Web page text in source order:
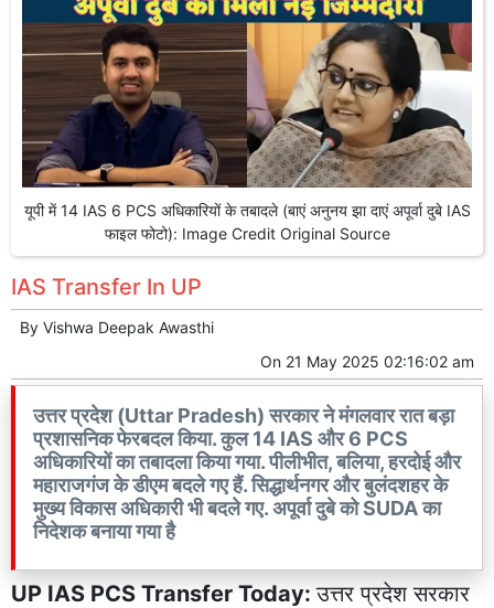
यूपी में 14 IAS 6 PCS अधिकारियों के तबादले (बाएं अनुनय झा दाएं अपूर्वा दुबे IAS
फाइल फोटो): Image Credit Original Source
IAS Transfer In UP
By Vishwa Deepak Awasthi
On 21 May 2025 02:16:02 am
उत्तर प्रदेश (Uttar Pradesh) सरकार ने मंगलवार रात बड़ा
प्रशासनिक फेरबदल किया. कुल 14 IAS और 6 PCS
अधिकारियों का तबादला किया गया. पीलीभीत, बलिया, हरदोई और
महाराजगंज के डीएम बदले गए हैं. सिद्धार्थनगर और बुलंदशहर के
मुख्य विकास अधिकारी भी बदले गए. अपूर्वा दुबे को SUDA का
निदेशक बनाया गया है
UP IAS PCS Transfer Today:उत्तर प्रदेश सरकार